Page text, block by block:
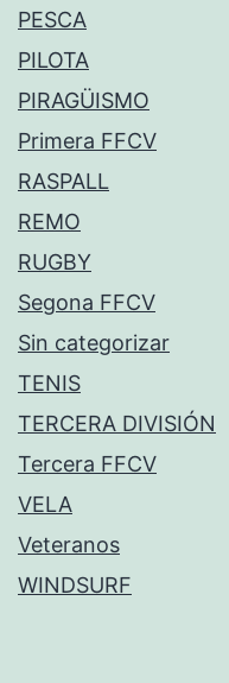
PESCA
PILOTA
PIRAGÜISMO
Primera FFCV
RASPALL
REMO
RUGBY
Segona FFCV
Sin categorizar
TENIS
TERCERA DIVISIÓN
Tercera FFCV
VELA
Veteranos
WINDSURF